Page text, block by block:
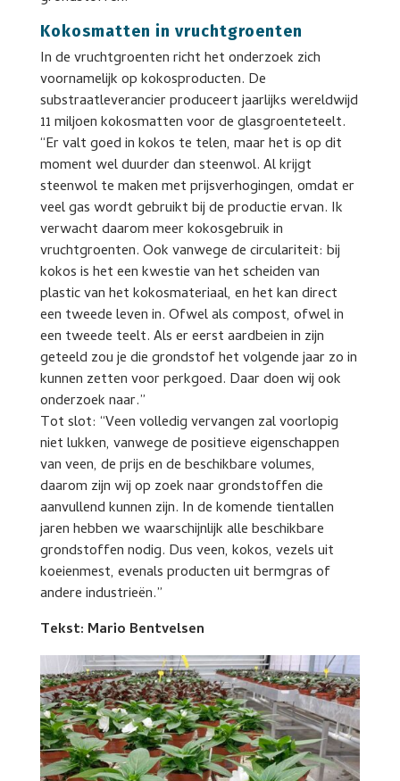
Kokosmatten in vruchtgroenten
In de vruchtgroenten richt het onderzoek zich
voornamelijk op kokosproducten. De
substraatleverancier produceert jaarlijks wereldwijd
11 miljoen kokosmatten voor de glasgroenteteelt.
“Er valt goed in kokos te telen, maar het is op dit
moment wel duurder dan steenwol. Al krijgt
steenwol te maken met prijsverhogingen, omdat er
veel gas wordt gebruikt bij de productie ervan. Ik
verwacht daarom meer kokosgebruik in
vruchtgroenten. Ook vanwege de circulariteit: bij
kokos is het een kwestie van het scheiden van
plastic van het kokosmateriaal, en het kan direct
een tweede leven in. Ofwel als compost, ofwel in
een tweede teelt. Als er eerst aardbeien in zijn
geteeld zou je die grondstof het volgende jaar zo in
kunnen zetten voor perkgoed. Daar doen wij ook
onderzoek naar.”
Tot slot: “Veen volledig vervangen zal voorlopig
niet lukken, vanwege de positieve eigenschappen
van veen, de prijs en de beschikbare volumes,
daarom zijn wij op zoek naar grondstoffen die
aanvullend kunnen zijn. In de komende tientallen
jaren hebben we waarschijnlijk alle beschikbare
grondstoffen nodig. Dus veen, kokos, vezels uit
koeienmest, evenals producten uit bermgras of
andere industrieën.”
Tekst: Mario Bentvelsen